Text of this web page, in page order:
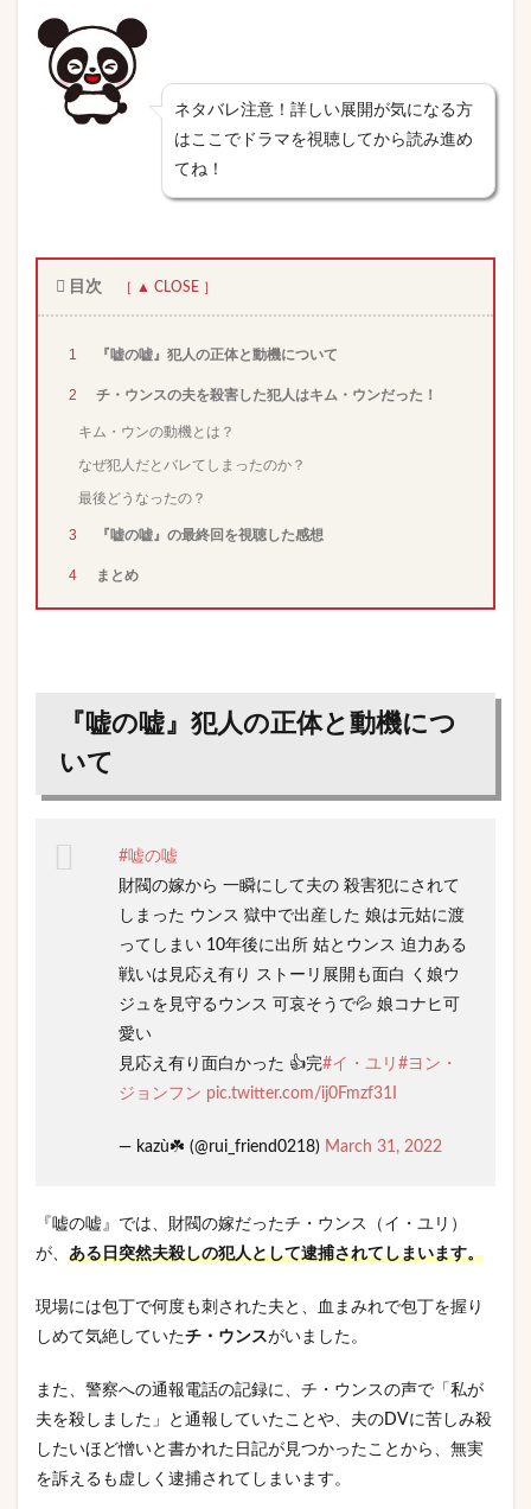
ネタバレ注意！詳しい展開が気になる方
はここでドラマを視聴してから読み進め
てね！
目次
1 『嘘の嘘』犯人の正体と動機について
2 チ・ウンスの夫を殺害した犯人はキム・ウンだった！
キム・ウンの動機とは？
なぜ犯人だとバレてしまったのか？
最後どうなったの？
3 『嘘の嘘』の最終回を視聴した感想
4 まとめ
『嘘の嘘』犯人の正体と動機につ
いて
#嘘の嘘
財閥の嫁から 一瞬にして夫の 殺害犯にされて
しまった ウンス 獄中で出産した 娘は元姑に渡
ってしまい 10年後に出所 姑とウンス 迫力ある
戦いは見応え有り ストーリ展開も面白 く娘ウ
ジュを見守るウンス 可哀そうで💦 娘コナヒ可
愛い
見応え有り面白かった 👍完#イ・ユリ #ヨン・
ジョンフン pic.twitter.com/ij0Fmzf31I
— kazù☘️ (@rui_friend0218) March 31, 2022
『嘘の嘘』では、財閥の嫁だったチ・ウンス（イ・ユリ）
が、 ある日突然夫殺しの犯人として逮捕されてしまいます。
現場には包丁で何度も刺された夫と、血まみれで包丁を握り
しめて気絶していたチ・ウンスがいました。
また、警察への通報電話の記録に、チ・ウンスの声で「私が
夫を殺しました」と通報していたことや、夫のDVに苦しみ殺
したいほど憎いと書かれた日記が見つかったことから、無実
を訴えるも虚しく逮捕されてしまいます。